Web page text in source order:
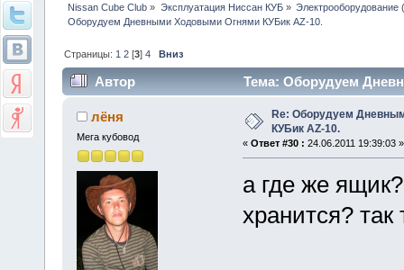
Nissan Cube Club » Эксплуатация Ниссан КУБ» Электрооборудование
Оборудуем Дневными Ходовыми Огнями КУБик AZ-10.
Страницы: 1 2 [3]4 Вниз
Автор Тема: Оборудуем
лёня
Мега кубовод
Re: Оборудуем
КУБик AZ-10.
« Ответ #30 : 24.06.2011 19:39:03 »
а где же
хранится? так